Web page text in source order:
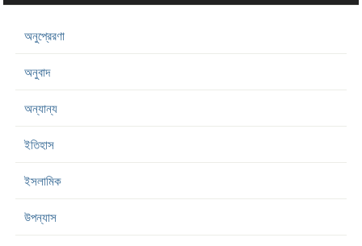
অনুপ্রেরণা
অনুবাদ
অন্যান্য
ইতিহাস
ইসলামিক
উপন্যাস